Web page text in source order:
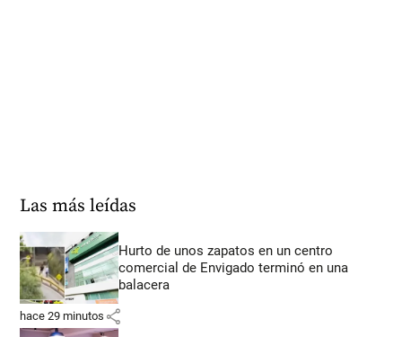
Las más leídas
Hurto de unos zapatos en un centro
comercial de Envigado terminó en una
balacera
hace 29 minutos share